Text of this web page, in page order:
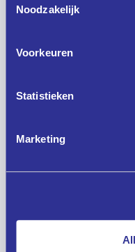
Noodzakelijk
Voorkeuren
Statistieken
Marketing
naar betekenisvol
Leidinggevenden in